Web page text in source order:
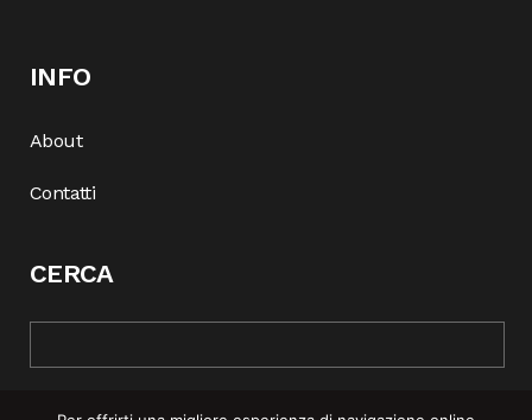
INFO
About
Contatti
CERCA